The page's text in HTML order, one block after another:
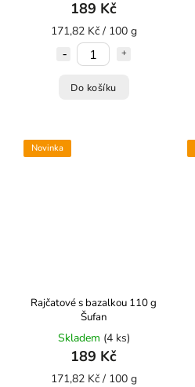
189 Kč
171,82 Kč / 100 g
Do košíku
Novinka
Rajčatové s bazalkou 110 g
Šufan
Skladem (4 ks)
189 Kč
171,82 Kč / 100 g